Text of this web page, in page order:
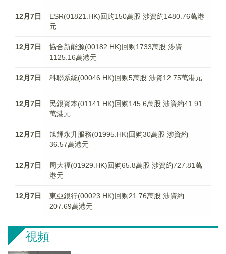
12月7日
ESR(01821.HK)回购150萬股 涉資約1480.76萬港
元
12月7日
協合新能源(00182.HK)回购1733萬股 涉資
1125.16萬港元
12月7日 科聯系統(00046.HK)回购5萬股 涉資12.75萬港元
12月7日
民銀資本(01141.HK)回购145.6萬股 涉資約41.91
萬港元
12月7日
旭輝永升服務(01995.HK)回购30萬股 涉資約
36.57萬港元
12月7日
周大福(01929.HK)回购65.8萬股 涉資約727.81萬
港元
12月7日
東亞銀行(00023.HK)回购21.76萬股 涉資約
207.69萬港元
視頻